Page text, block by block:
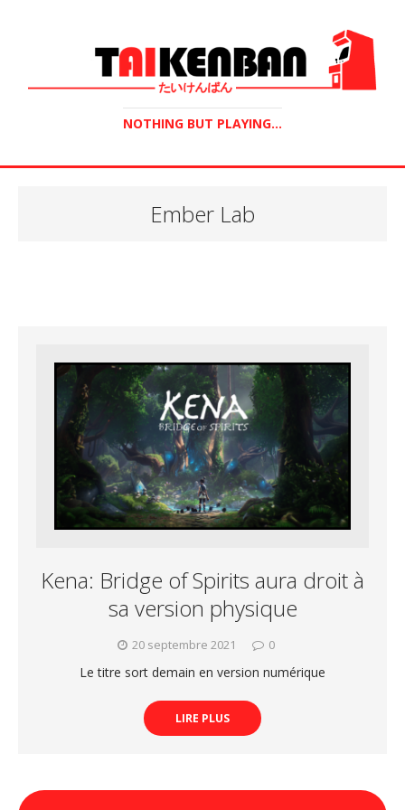
NOTHING BUT PLAYING...
Ember Lab
Kena: Bridge of Spirits aura droit à
sa version physique
20 septembre 2021 0
Le titre sort demain en version numérique
LIRE PLUS